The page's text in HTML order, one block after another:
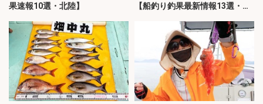
果速報10選・北陸】
【船釣り釣果最新情報13選・玄